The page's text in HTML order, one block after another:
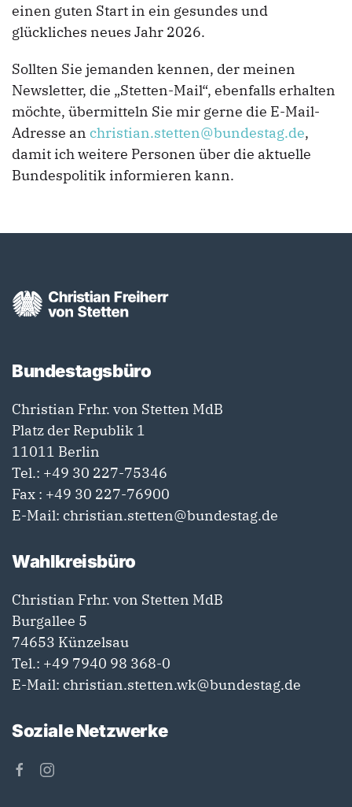
einen guten Start in ein gesundes und
glückliches neues Jahr 2026.
Sollten Sie jemanden kennen, der meinen
Newsletter, die „Stetten-Mail“, ebenfalls erhalten
möchte, übermitteln Sie mir gerne die E-Mail-
Adresse an christian.stetten@bundestag.de,
damit ich weitere Personen über die aktuelle
Bundespolitik informieren kann.
Bundestagsbüro
Christian Frhr. von Stetten MdB
Platz der Republik 1
11011 Berlin
Tel.: +49 30 227-75346
Fax : +49 30 227-76900
E-Mail: christian.stetten@bundestag.de
Wahlkreisbüro
Christian Frhr. von Stetten MdB
Burgallee 5
74653 Künzelsau
Tel.: +49 7940 98 368-0
E-Mail: christian.stetten.wk@bundestag.de
Soziale Netzwerke